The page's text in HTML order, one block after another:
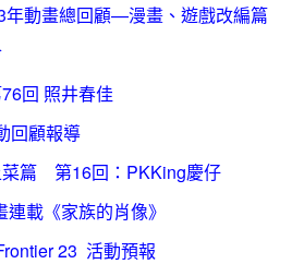
年動畫總回顧—漫畫、遊戲改編篇
回 照井春佳
回顧報導
菜篇 第16回：PKKing慶仔
連載 《家族的肖像》
23 活動預報